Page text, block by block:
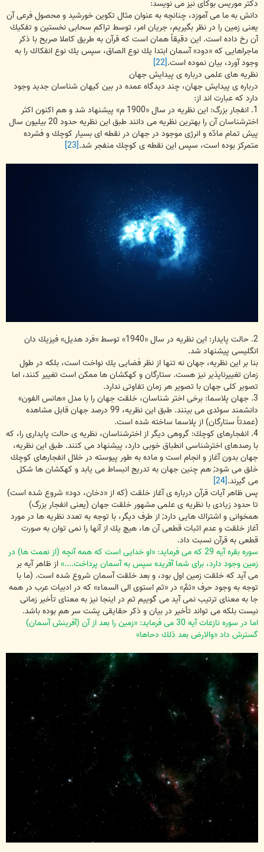
دكتر موریس بوكای نیز می نویسد:
دانش به ما می آموزد، چنانچه به عنوان مثال تكوین خورشید و محصول فرعی آن
یعنی زمین را در نظر بگیریم، جریان امر، توسط تراكم سحابی نخستین و تفكیك
آن رخ داده است. این دقیقاً همان است كه قرآن به طریق كاملا صریح با ذكر
ماجراهایی كه «دود» آسمان ابتدا یك نوع الصاق، سپس یك نوع انفكاك را به
وجود آورد، بیان نموده است.[22]
نظریه های علمی درباره ی پیدایش جهان
درباره ی پیدایش جهان، چند دیدگاه عمده در بین كیهان شناسان جدید وجود
دارد كه عبارت اند از:
1. انفجار بزرگ: این نظریه در سال «1900 م» پیشنهاد شد و هم اكنون اكثر
اخترشناسان آن را بهترین نظریه می دانند طبق این نظریه حدود 20 بیلیون سال
پیش تمام مادّه و انرژی موجود در جهان در نقطه ای بسیار كوچك و فشرده
متمركز بوده است، سپس این نقطه ی كوچك منفجر شد.[23]
2. حالت پایدار: این نظریه در سال «1940» توسط «فرد هدیل» فیزیك دان
انگلیسی پیشنهاد شد.
بنا بر این نظریه، جهان نه تنها از نظر فضایی یك نواخت است، بلكه در طول
زمان تغییرناپذیر نیز هست. ستارگان و كهكشان ها ممكن است تغییر كنند، اما
تصویر كلی جهان با تصویر هر زمان تفاوتی ندارد.
3. جهان پلاسما: برخی اختر شناسان، خلقت جهان را با مدل «هانس الفون»
دانشمند سوئدی می بینند. طبق این نظریه، 99 درصد جهان قابل مشاهده
(عمدتاً ستارگان) از پلاسما ساخته شده است.
4. انفجارهای كوچك: گروهی دیگر از اخترشناسان، نظریه ی حالت پایداری را، كه
با رصدهای اخترشناسی انطباق خوبی دارد، پیشنهاد می كنند. طبق این نظریه،
جهان بدون آغاز و انجام است و ماده به طور پیوسته در خلال انفجارهای كوچك
خلق می شود; هم چنین جهان به تدریج انبساط می یابد و كهكشان ها شكل
می گیرند.[24]
پس ظاهر آیات قرآن درباره ی آغاز خلقت (كه از «دخان، دود» شروع شده است)
تا حدود زیادی با نظریه ی علمی مشهور خلقت جهان (یعنی انفجار بزرگ)
همخوانی و اشتراك هایی دارد; از طرف دیگر، با توجه به تعدد نظریه ها در مورد
آغاز خلقت و عدم اثبات قطعی آن ها، هیچ یك از آنها را نمی توان به صورت
قطعی به قرآن نسبت داد.
سوره بقره آیه 29 كه می فرماید: «او خدایی است كه همه آنچه (از نعمت ها) در
زمین وجود دارد، برای شما آفریده سپس به آسمان پرداخت....»از ظاهر آیه بر
می آید كه خلقت زمین اول بود، و بعد خلقت آسمان شروع شده است. (ما با
توجه به وجود حرف «ثمَّ» در «ثم استوی الی السماء» كه در ادبیات عرب در همه
جا به معنای ترتیب نمی آید می گوییم ثم در اینجا نیز به معنای تأخیر زمانی
نیست بلكه می تواند تأخیر در بیان و ذكر حقایقی پشت سر هم بوده باشد.
اما در سوره نازعات آیه 30 می فرماید: «زمین را بعد از آن (آفرینش آسمان)
گسترش داد «والارض بعد ذلك دحاها»